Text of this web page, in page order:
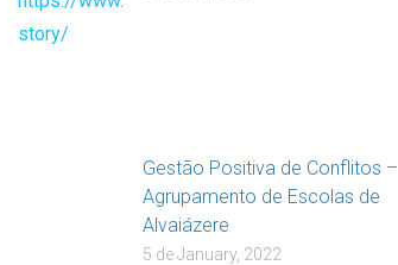
Gestão Positiva de Conflitos –
Agrupamento de Escolas de
Alvaiázere
5 de January, 2022